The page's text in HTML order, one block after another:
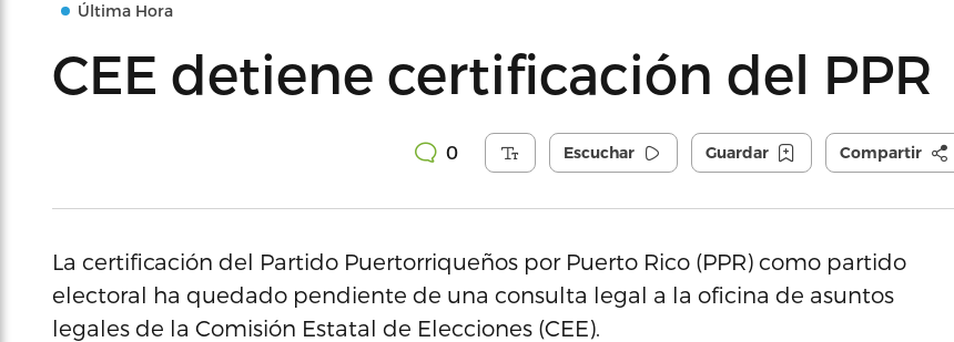
Última Hora
CEE detiene certificación del PPR
0 Escuchar Guardar Compartir
La certificación del Partido Puertorriqueños por Puerto Rico (PPR) como partido
electoral ha quedado pendiente de una consulta legal a la oficina de asuntos
legales de la Comisión Estatal de Elecciones (CEE).